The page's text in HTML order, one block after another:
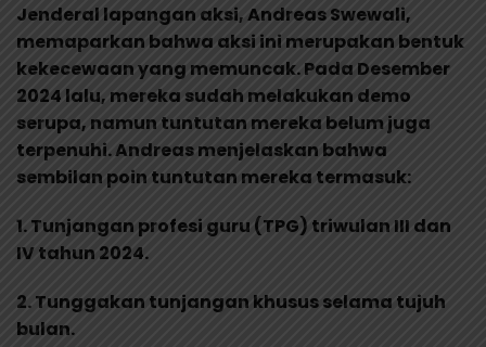
Jenderal lapangan aksi, Andreas Swewali,
memaparkan bahwa aksi ini merupakan bentuk
kekecewaan yang memuncak. Pada Desember
2024 lalu, mereka sudah melakukan demo
serupa, namun tuntutan mereka belum juga
terpenuhi. Andreas menjelaskan bahwa
sembilan poin tuntutan mereka termasuk:
1. Tunjangan profesi guru (TPG) triwulan III dan
IV tahun 2024.
2. Tunggakan tunjangan khusus selama tujuh
bulan.